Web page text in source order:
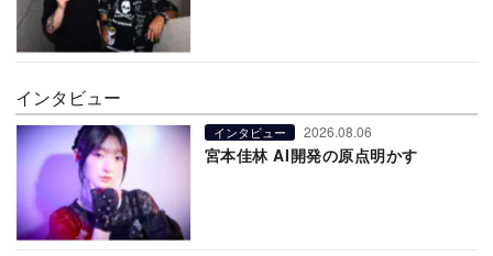
インタビュー
インタビュー 2026.08.06
宮本佳林 AI開発の原点明かす